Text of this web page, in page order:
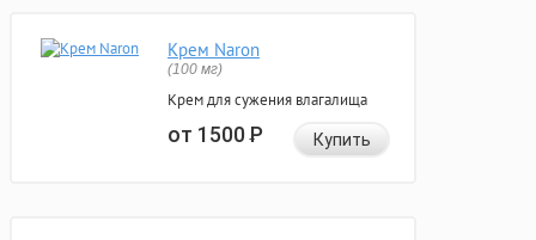
Крем Naron
(100 мг)
Крем для сужения влагалища
от 1500Р Купить